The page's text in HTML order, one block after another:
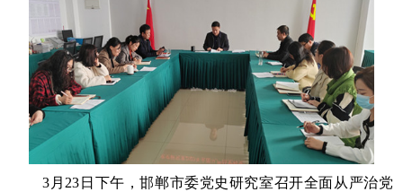
3月23日下午，邯郸市委党史研究室召开全面从严治党